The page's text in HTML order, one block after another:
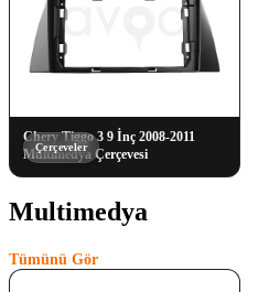
Chery Tiggo 3 9 İnç 2008-2011
Multimedya Çerçevesi
Çerçeveler
Multimedya
Tümünü Gör